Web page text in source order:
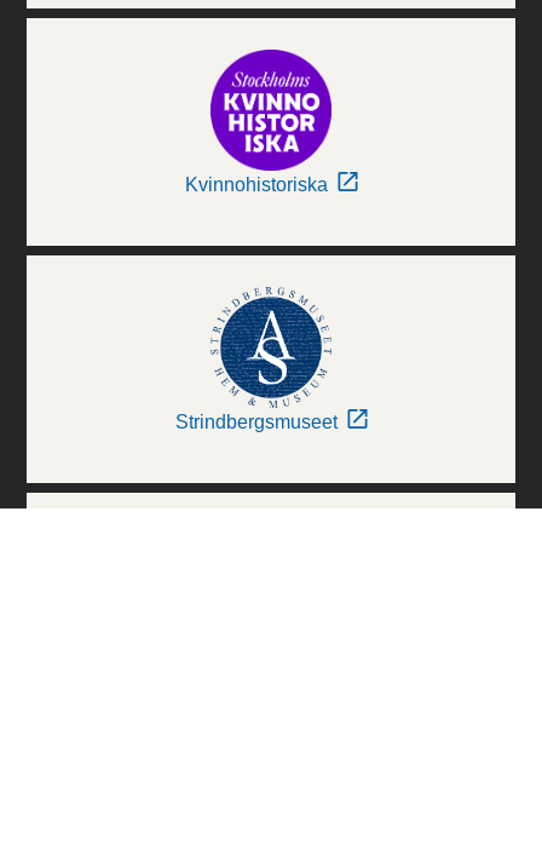
Kvinnohistoriska
Strindbergsmuseet